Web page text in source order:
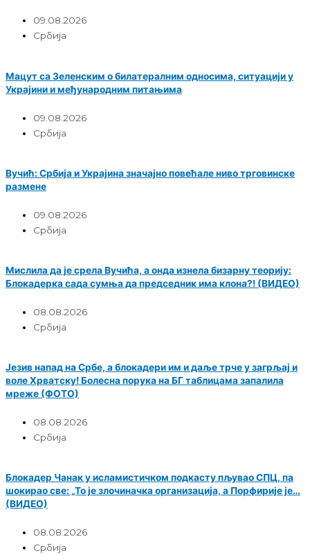
09.08.2026
Србија
Мацут са Зеленским о билатералним односима, ситуацији у
Украјини и међународним питањима
09.08.2026
Србија
Вучић: Србија и Украјина значајно повећале ниво трговинске
размене
09.08.2026
Србија
Мислила да је срела Вучића, а онда изнела бизарну теорију:
Блокадерка сада сумња да председник има клона?! (ВИДЕО)
08.08.2026
Србија
Језив напад на Србе, а блокадери им и даље трче у загрљај и
воле Хрватску! Болесна порука на БГ таблицама запалила
мреже (ФОТО)
08.08.2026
Србија
Блокадер Чанак у исламистичком подкасту пљувао СПЦ, па
шокирао све: „То је злочиначка организација, а Порфирије је…
(ВИДЕО)
08.08.2026
Србија